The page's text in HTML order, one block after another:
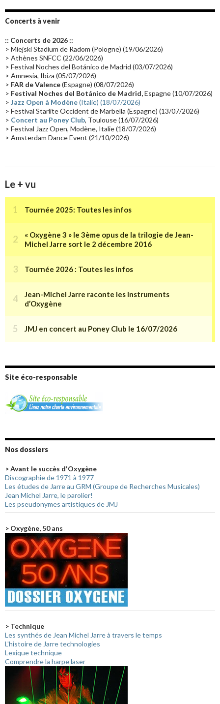
Groupe de Recherche Musicale
Passages radio Vidéo Jarrecast (16) Synthé 80's
Les concerts en Chine(16) Cinéma
Synthé Roland(15) Belgique(15)
(14) Astronomie (14)
Tournée 2025(14) 2024(14) Chine(13)
Concerts à venir
:: Concerts de 2026 ::
> Miejski Stadium de Radom (Pologne) (19/06/2026)
> Athènes SNFCC (22/06/2026)
> Festival Noches del Botánico de Madrid (03/07/2026)
> Amnesia, Ibiza (05/07/2026)
> FAR de Valence(Espagne) (08/07/2026)
> Festival Noches del Botánico de Madrid,Espagne (10/07/2026)
> Jazz Open à Modène(Italie) (18/07/2026)
> Festival Starlite Occident de Marbella (Espagne) (13/07/2026)
> Concert au Poney Club, Toulouse (16/07/2026)
> Festival Jazz Open, Modène, Italie (18/07/2026)
> Amsterdam Dance Event (21/10/2026)
Le + vu
Site éco-responsable
Nos dossiers
> Avant le succès d'Oxygène
Discographie de 1971 à 1977
Les études de Jarre au GRM (Groupe de Recherches Musicales)
Jean Michel Jarre, le parolier!
Les pseudonymes artistiques de JMJ
> Oxygène, 50 ans
> Technique
Les synthés de Jean Michel Jarre à travers le temps
L'histoire de Jarre technologies
Lexique technique
Comprendre la harpe laser